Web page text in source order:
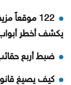
122
يكشف أخطر أبواب
ضبط أربع
كيف يصيغ